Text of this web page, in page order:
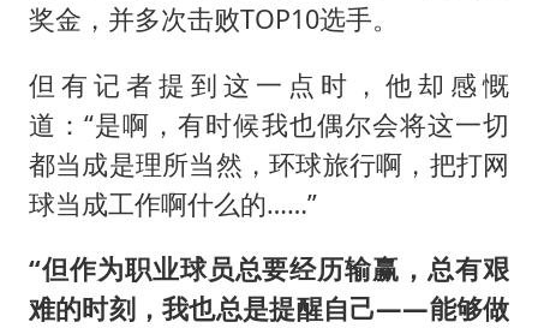
奖金，并多次击败TOP10选手。
但有记者提到这一点时，他却感慨
道：“是啊，有时候我也偶尔会将这一切
都当成是理所当然，环球旅行啊，把打网
球当成工作啊什么的……”
“但作为职业球员总要经历输赢，总有艰
难的时刻，我也总是提醒自己——能够做